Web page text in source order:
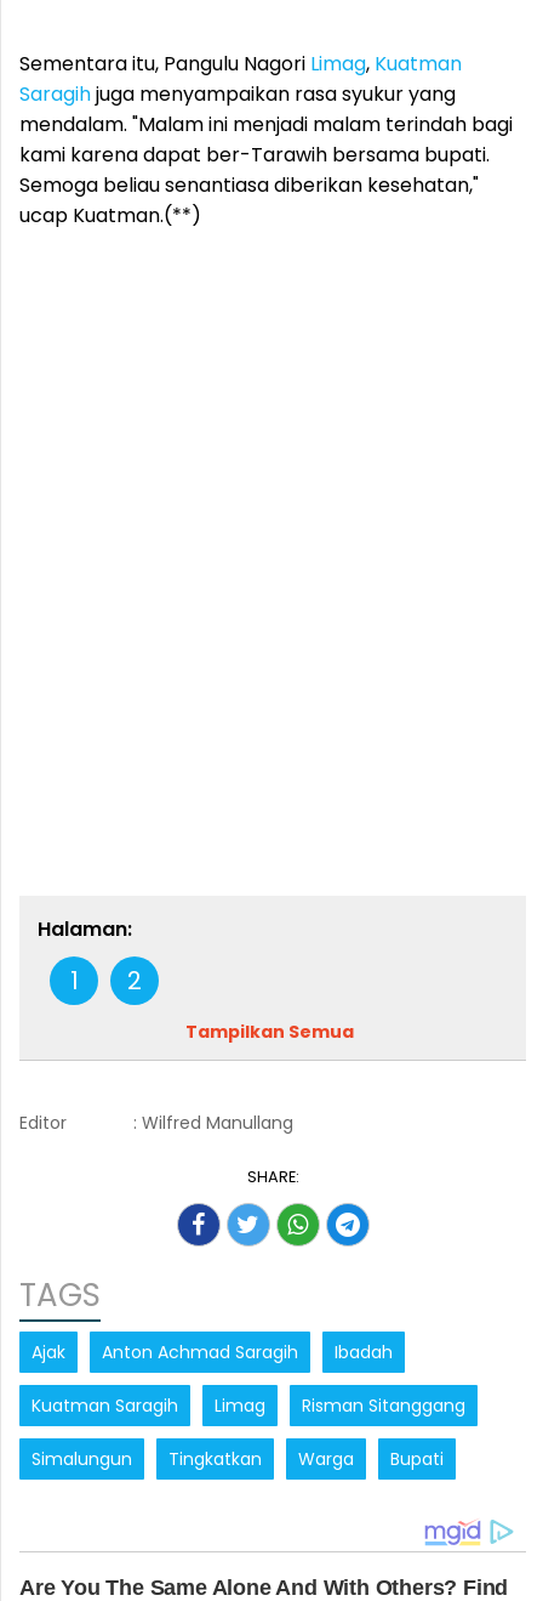
Sementara itu, Pangulu Nagori Limag, Kuatman
Saragihjuga menyampaikan rasa syukur yang
mendalam. "Malam ini menjadi malam terindah bagi
kami karena dapat ber-Tarawih bersama bupati.
Semoga beliau senantiasa diberikan kesehatan,"
ucap Kuatman.(**)
Halaman:
1 2
Tampilkan Semua
Editor : Wilfred Manullang
SHARE:
TAGS
Ajak Anton Achmad Saragih Ibadah
Kuatman Saragih Limag Risman Sitanggang
Simalungun Tingkatkan Warga Bupati